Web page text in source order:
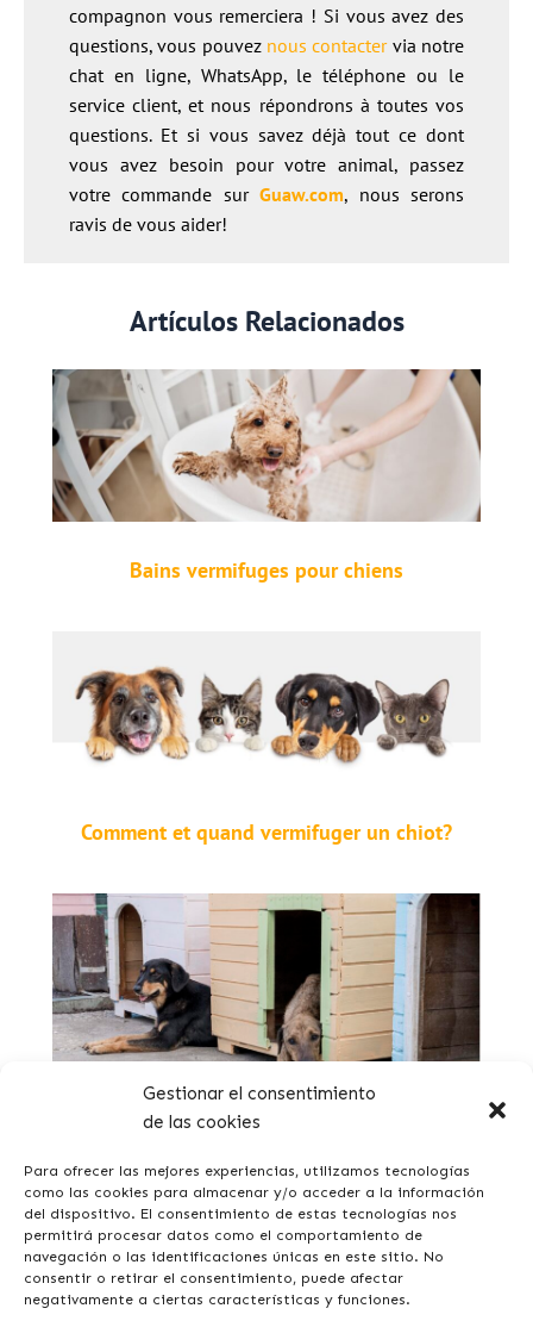
Gestionar el consentimiento
de las cookies
Para ofrecer las mejores experiencias, utilizamos tecnologías
como las cookies para almacenar y/o acceder a la información
del dispositivo. El consentimiento de estas tecnologías nos
permitirá procesar datos como el comportamiento de
navegación o las identificaciones únicas en este sitio. No
consentir o retirar el consentimiento, puede afectar
negativamente a ciertas características y funciones.
compagnon vous remerciera ! Si vous avez des
questions, vous pouvez nous contactervia notre
chat en ligne, WhatsApp, le téléphone ou le
service client, et nous répondrons à toutes vos
questions. Et si vous savez déjà tout ce dont
vous avez besoin pour votre animal, passez
votre commande surGuaw.com, nous serons
ravis de vous aider!
Artículos Relacionados
Bains vermifuges pour chiens
Comment et quand vermifuger un chiot?
Comment isoler une maisonnette pour chien contre